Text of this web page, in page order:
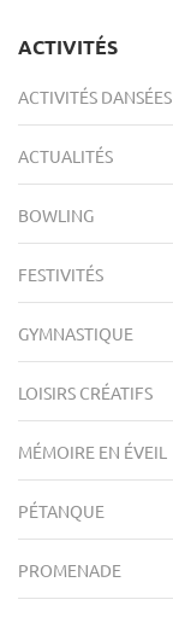
ACTIVITÉS
ACTIVITÉS DANSÉES
ACTUALITÉS
BOWLING
FESTIVITÉS
GYMNASTIQUE
LOISIRS CRÉATIFS
MÉMOIRE EN ÉVEIL
PÉTANQUE
PROMENADE